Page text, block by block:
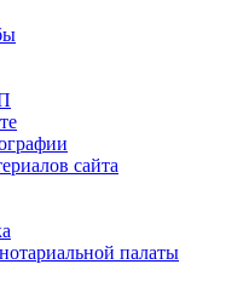
сайта
палаты